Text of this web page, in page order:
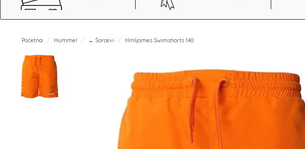
Početna Hummel ← Šorcevi Hmljames Swimshorts 140